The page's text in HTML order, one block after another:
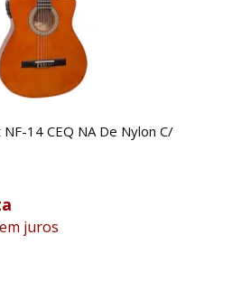
14 CEQ NA De Nylon C/
juros